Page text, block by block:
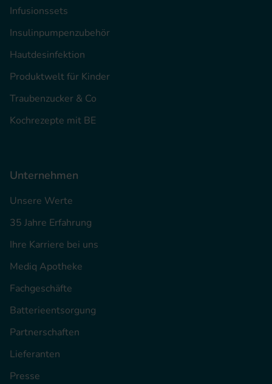
Infusionssets
Insulinpumpenzubehör
Hautdesinfektion
Produktwelt für Kinder
Traubenzucker & Co
Kochrezepte mit BE
Unternehmen
Unsere Werte
35 Jahre Erfahrung
Ihre Karriere bei uns
Mediq Apotheke
Fachgeschäfte
Batterieentsorgung
Partnerschaften
Lieferanten
Presse